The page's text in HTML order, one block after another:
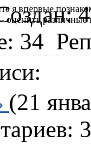
я впервые
оценить
34
(21